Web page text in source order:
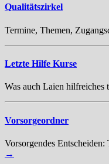
Qualitätszirkel
Termine, Themen,
Letzte Hilfe Kurse
Was auch Laien hilfreiches
Vorsorgeordner
Vorsorgendes
→